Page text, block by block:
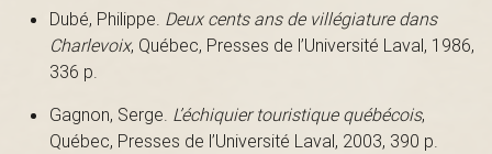
Dubé, Philippe. Deux cents ans de villégiature dans
Charlevoix, Québec, Presses de l’Université Laval, 1986,
336 p.
Gagnon, Serge. L’échiquier touristique québécois,
Québec, Presses de l’Université Laval, 2003, 390 p.